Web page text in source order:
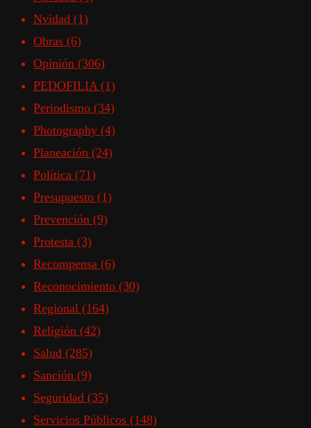
Nvidad (1)
Obras (6)
Opinión (306)
PEDOFILIA (1)
Periodismo (34)
Photography (4)
Planeación (24)
Política (71)
Presupuesto (1)
Prevención (9)
Protesta (3)
Recompensa (6)
Reconocimiento (30)
Regional (164)
Religión (42)
Salud (285)
Sanción (9)
Seguridad (35)
Servicios Públicos (148)